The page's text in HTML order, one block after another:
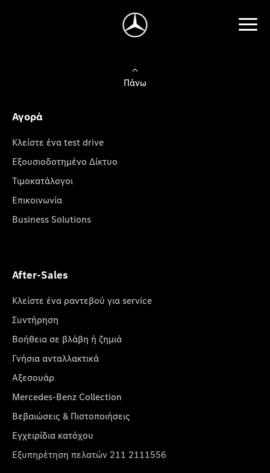
Πάνω
Αγορά
Κλείστε ένα test drive
Εξουσιοδοτημένο Δίκτυο
Τιμοκατάλογοι
Επικοινωνία
Business Solutions
After-Sales
Κλείστε ένα ραντεβού για service
Συντήρηση
Βοήθεια σε βλάβη ή ζημιά
Γνήσια ανταλλακτικά
Αξεσουάρ
Mercedes-Benz Collection
Βεβαιώσεις & Πιστοποιήσεις
Εγχειρίδια κατόχου
Εξυπηρέτηση πελατών 211 2111556